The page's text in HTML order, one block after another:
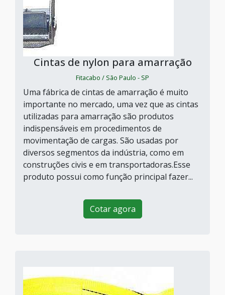
Cintas de nylon para amarração
Fitacabo / São Paulo - SP
Uma fábrica de cintas de amarração é muito
importante no mercado, uma vez que as cintas
utilizadas para amarração são produtos
indispensáveis em procedimentos de
movimentação de cargas. São usadas por
diversos segmentos da indústria, como em
construções civis e em transportadoras.Esse
produto possui como função principal fazer...
Cotar agora